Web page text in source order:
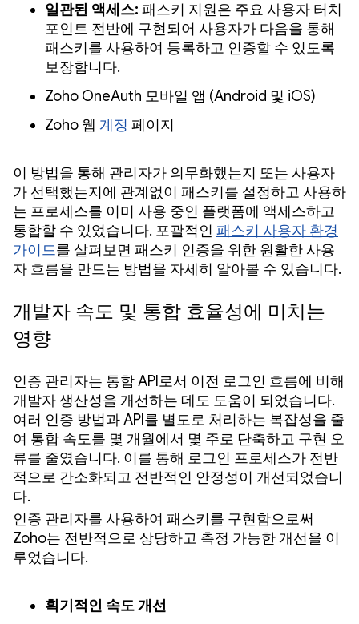
일관된 액세스: 패스키 지원은 주요 사용자 터치
포인트 전반에 구현되어 사용자가 다음을 통해
패스키를 사용하여 등록하고 인증할 수 있도록
보장합니다.
Zoho OneAuth 모바일 앱 (Android 및 iOS)
Zoho 웹 계정 페이지
이 방법을 통해 관리자가 의무화했는지 또는 사용자
가 선택했는지에 관계없이 패스키를 설정하고 사용하
는 프로세스를 이미 사용 중인 플랫폼에 액세스하고
통합할 수 있었습니다. 포괄적인 패스키 사용자 환경
가이드를 살펴보면 패스키 인증을 위한 원활한 사용
자 흐름을 만드는 방법을 자세히 알아볼 수 있습니다.
개발자 속도 및 통합 효율성에 미치는
영향
인증 관리자는 통합 API로서 이전 로그인 흐름에 비해
개발자 생산성을 개선하는 데도 도움이 되었습니다.
여러 인증 방법과 API를 별도로 처리하는 복잡성을 줄
여 통합 속도를 몇 개월에서 몇 주로 단축하고 구현 오
류를 줄였습니다. 이를 통해 로그인 프로세스가 전반
적으로 간소화되고 전반적인 안정성이 개선되었습니
다.
인증 관리자를 사용하여 패스키를 구현함으로써
Zoho는 전반적으로 상당하고 측정 가능한 개선을 이
루었습니다.
획기적인 속도 개선